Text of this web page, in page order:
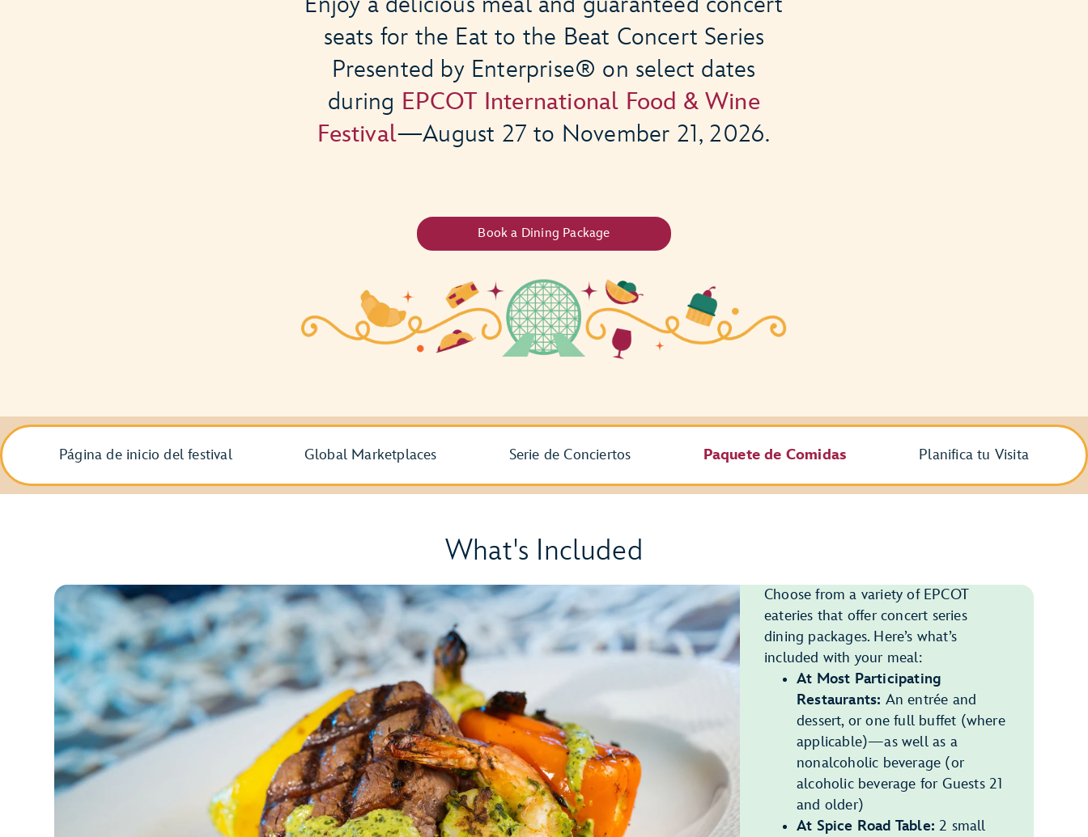
seats for the Eat to the Beat Concert Series
Presented by Enterprise® on select dates
during EPCOT International Food & Wine
Festival—August 27 to November 21, 2026.
Book a Dining Package
Página de inicio del festival Global Marketplaces Serie de Conciertos Paquete de Comidas Planifica tu Visita
What's Included
Choose from a variety of EPCOT
eateries that offer concert series
dining packages. Here’s what’s
included with your meal:
At Most Participating
Restaurants: An entrée and
dessert, or one full buffet (where
applicable)—as well as a
nonalcoholic beverage (or
alcoholic beverage for Guests 21
and older)
At Spice Road Table: 2 small